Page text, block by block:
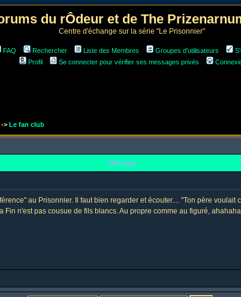
du rÔdeur et de The
Centre d'échange sur la série "Le Prisonnier"
FAQ Rechercher Liste des Membres Groupes d'utilisateurs
Profil
Se connecter pour vérifier ses messages privés
-> Le fan club
Message
au Prisonnier. Il faut bien regarder et écouter.... "Ton père voulait
n'est pas cousue de fils blancs. Au propre comme au figuré,